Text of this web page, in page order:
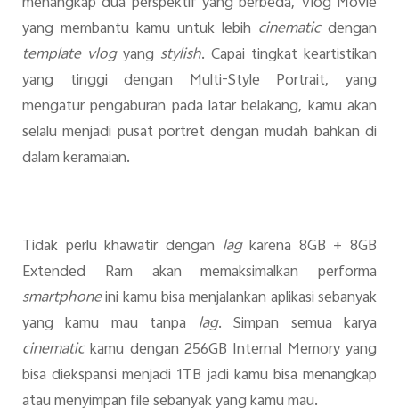
yang membantu kamu untuk lebih cinematicdengan
template vlogyang stylish. Capai tingkat keartistikan
yang tinggi dengan Multi-Style Portrait, yang
mengatur pengaburan pada latar belakang, kamu akan
selalu menjadi pusat portret dengan mudah bahkan di
dalam keramaian.
Tidak perlu khawatir dengan lagkarena 8GB + 8GB
Extended Ram akan memaksimalkan performa
smartphoneini kamu bisa menjalankan aplikasi sebanyak
yang kamu mau tanpa lag. Simpan semua karya
cinematickamu dengan 256GB Internal Memory yang
bisa diekspansi menjadi 1TB jadi kamu bisa menangkap
atau menyimpan file sebanyak yang kamu mau.